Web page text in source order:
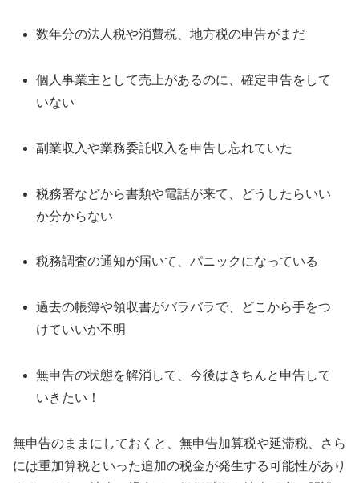
数年分の法人税や消費税、地方税の申告がまだ
個人事業主として売上があるのに、確定申告をして
いない
副業収入や業務委託収入を申告し忘れていた
税務署などから書類や電話が来て、どうしたらいい
か分からない
税務調査の通知が届いて、パニックになっている
過去の帳簿や領収書がバラバラで、どこから手をつ
けていいか不明
無申告の状態を解消して、今後はきちんと申告して
いきたい！
無申告のままにしておくと、無申告加算税や延滞税、さら
には重加算税といった追加の税金が発生する可能性があり